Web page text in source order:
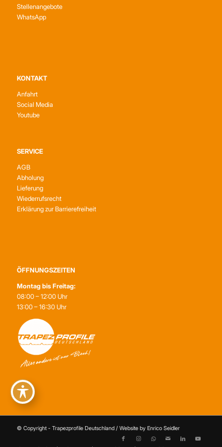
Stellenangebote
WhatsApp
KONTAKT
Anfahrt
Social Media
Youtube
SERVICE
AGB
Abholung
Lieferung
Wiederrufsrecht
Erklärung zur Barrierefreiheit
ÖFFNUNGSZEITEN
Montag bis Freitag:
08:00 – 12:00 Uhr
13:00 – 16:30 Uhr
© Copyright - Trapezprofile Deutschland / Website by Enrico Seidler